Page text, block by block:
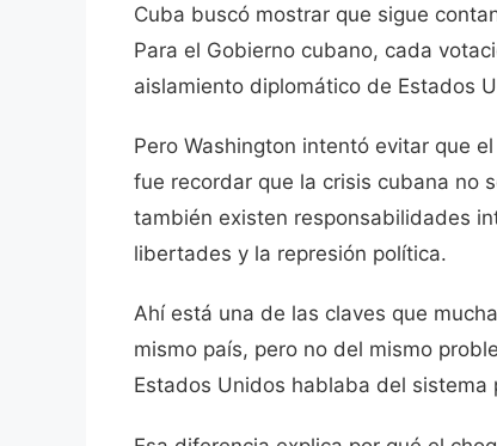
Cuba buscó mostrar que sigue
Para el Gobierno cubano, cada
aislamiento diplomático de Estados
Pero Washington intentó evitar que
fue recordar que la crisis cubana no
también existen responsabilidades
libertades y la represión política.
Ahí está una de las claves que
mismo país, pero no del mismo
Estados Unidos hablaba del